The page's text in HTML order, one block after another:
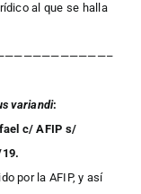
al que se halla
variandi:
c/ AFIP s/
por la AFIP, y así